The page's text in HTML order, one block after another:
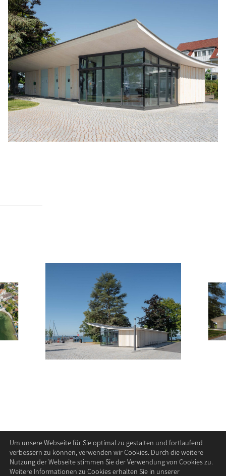
Um unsere Webseite für Sie optimal zu gestalten und fortlaufend
verbessern zu können, verwenden wir Cookies. Durch die weitere
Nutzung der Webseite stimmen Sie der Verwendung von Cookies zu.
Weitere Informationen zu Cookies erhalten Sie in unserer